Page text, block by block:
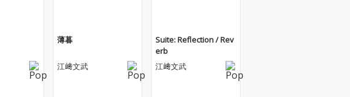
薄暮
江﨑文武
Suite: Reflection / Rev
erb
江﨑文武